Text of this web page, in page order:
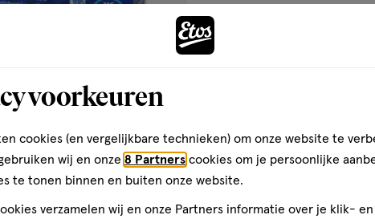
€ 15.95
15.95
Flex 28 G 100
voorkeuren
cookies (en vergelijkbare technieken) om onze website te
wij en onze 8 Partners cookies om je persoonlijke
te tonen binnen en buiten onze website.
verzamelen wij en onze Partners informatie over je klik-